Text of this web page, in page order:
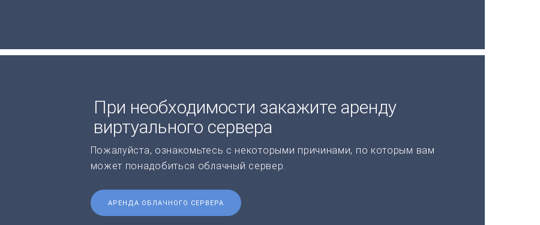
При необходимости закажите аренду
виртуального сервера
Пожалуйста, ознакомьтесь с некоторыми причинами, по которым вам
может понадобиться облачный сервер.
АРЕНДА ОБЛАЧНОГО СЕРВЕРА